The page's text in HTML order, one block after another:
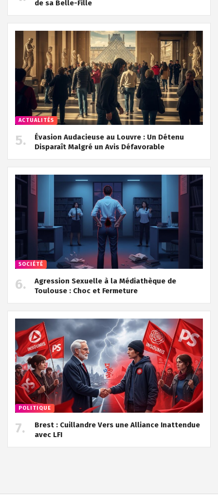
de sa Belle-Fille
ACTUALITÉS
Évasion Audacieuse au Louvre : Un Détenu
Disparaît Malgré un Avis Défavorable
SOCIÉTÉ
Agression Sexuelle à la Médiathèque de
Toulouse : Choc et Fermeture
POLITIQUE
Brest : Cuillandre Vers une Alliance Inattendue
avec LFI